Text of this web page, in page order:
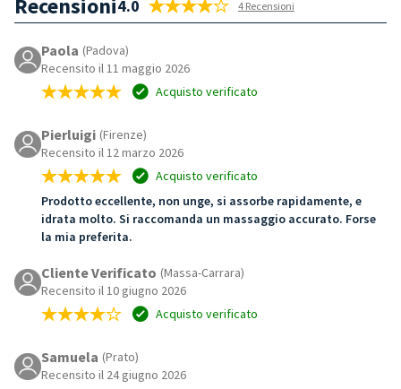
4.0 4 Recensioni
Paola (Padova)
Recensito il 11 maggio 2026
Acquisto verificato
Pierluigi (Firenze)
Recensito il 12 marzo 2026
Acquisto verificato
Prodotto eccellente, non unge, si assorbe rapidamente, e
idrata molto. Si raccomanda un massaggio accurato. Forse
la mia preferita.
Cliente Verificato (Massa-Carrara)
Recensito il 10 giugno 2026
Acquisto verificato
Samuela (Prato)
Recensito il 24 giugno 2026